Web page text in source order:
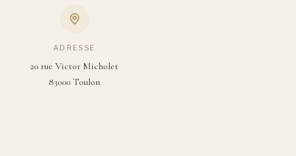
ADRESSE
20 rue Victor Micholet
83000 Toulon